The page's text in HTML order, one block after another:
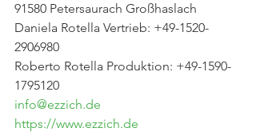
91580 Petersaurach Großhaslach
Daniela Rotella Vertrieb: +49-1520-
2906980
Roberto Rotella Produktion: +49-1590-
1795120
info@ezzich.de
https://www.ezzich.de